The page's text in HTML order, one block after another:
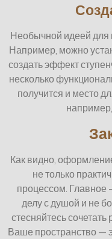
Необычной идеей для
Например, можно
создать эффект
несколько
получится и место
Как видно,
не только
процессом. Главное
делу с душой и не
стесняйтесь
Ваше пространство —